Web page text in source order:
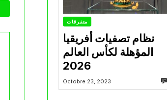
متفرقات
نظام تصفيات أفريقيا
المؤهلة لكأس العالم
2026
Octobre 23, 2023